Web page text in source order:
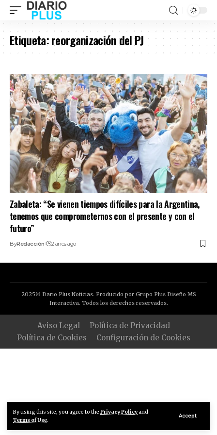
By using this site, you agree to the Privacy Policyand
Terms of Use.
Accept
Etiqueta:reorganización del PJ
Zabaleta: “Se vienen tiempos difíciles para la Argentina,
tenemos que comprometernos con el presente y con el
futuro”
ByRedacción 2 años ago
2025© Dario Plus Noticias. Producido por Grupo Plus Diseño MS
Interactiva. Todos los derechos reservados.
Aviso Legal
Política de Privacidad
Política de Cookies
Configuración de Cookies